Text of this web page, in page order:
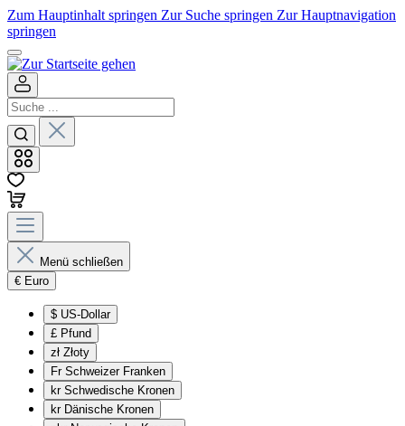
Zum Hauptinhalt springen Zur Suche springen Zur Hauptnavigation
springen
Menü schließen
€ Euro
$ US-Dollar
£ Pfund
zł Złoty
Fr Schweizer Franken
kr Schwedische Kronen
kr Dänische Kronen